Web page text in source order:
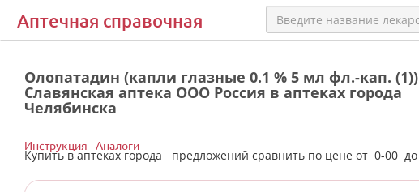
Аптечная справочная
Олопатадин (капли глазные 0.1 % 5 мл фл.-кап. (1))
Славянская аптека ООО Россия в аптеках города
Челябинска
Купить в аптеках города предложений сравнить по цене от 0-00 до
Инструкция Аналоги